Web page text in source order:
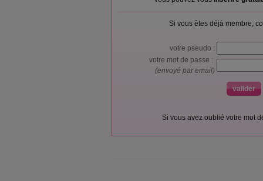
Si vous êtes déjà membre,
votre pseudo :
votre mot de passe :
(envoyé par email)
Si vous avez oublié votre mot